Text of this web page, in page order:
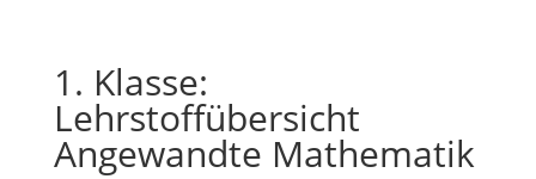
1. Klasse:
Lehrstoffübersicht
Angewandte Mathematik